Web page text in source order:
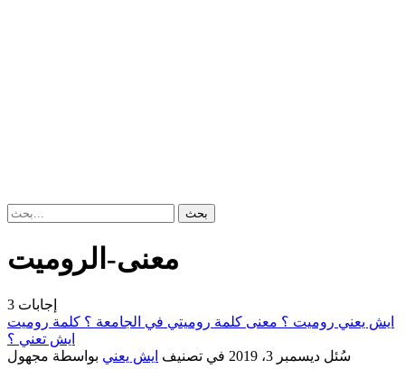
معنى-الروميت
3 إجابات
ايش يعني روميت ؟ معنى كلمة روميتي في الجامعة ؟ كلمة روميت
ايش تعني ؟
سُئل ديسمبر 3، 2019 في تصنيف ايش يعني بواسطة مجهول